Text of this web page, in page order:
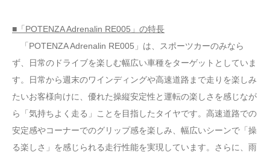
■「POTENZA Adrenalin RE005」の特長
「POTENZA Adrenalin RE005」は、スポーツカーのみなら
ず、日常のドライブを楽しむ幅広い車種をターゲットとしていま
す。日常から週末のワインディングや高速道路まで走りを楽しみ
たいお客様向けに、優れた操縦安定性と運転の楽しさを感じなが
ら「気持ちよく走る」ことを目指したタイヤです。高速道路での
安定感やコーナーでのグリップ感を楽しみ、幅広いシーンで「操
る楽しさ」を感じられる走行性能を実現しています。さらに、雨